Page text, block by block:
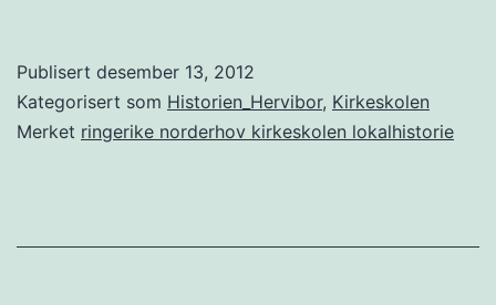
Publisert desember 13, 2012
Kategorisert som Historien_Hervibor, Kirkeskolen
Merket ringerike norderhov kirkeskolen lokalhistorie